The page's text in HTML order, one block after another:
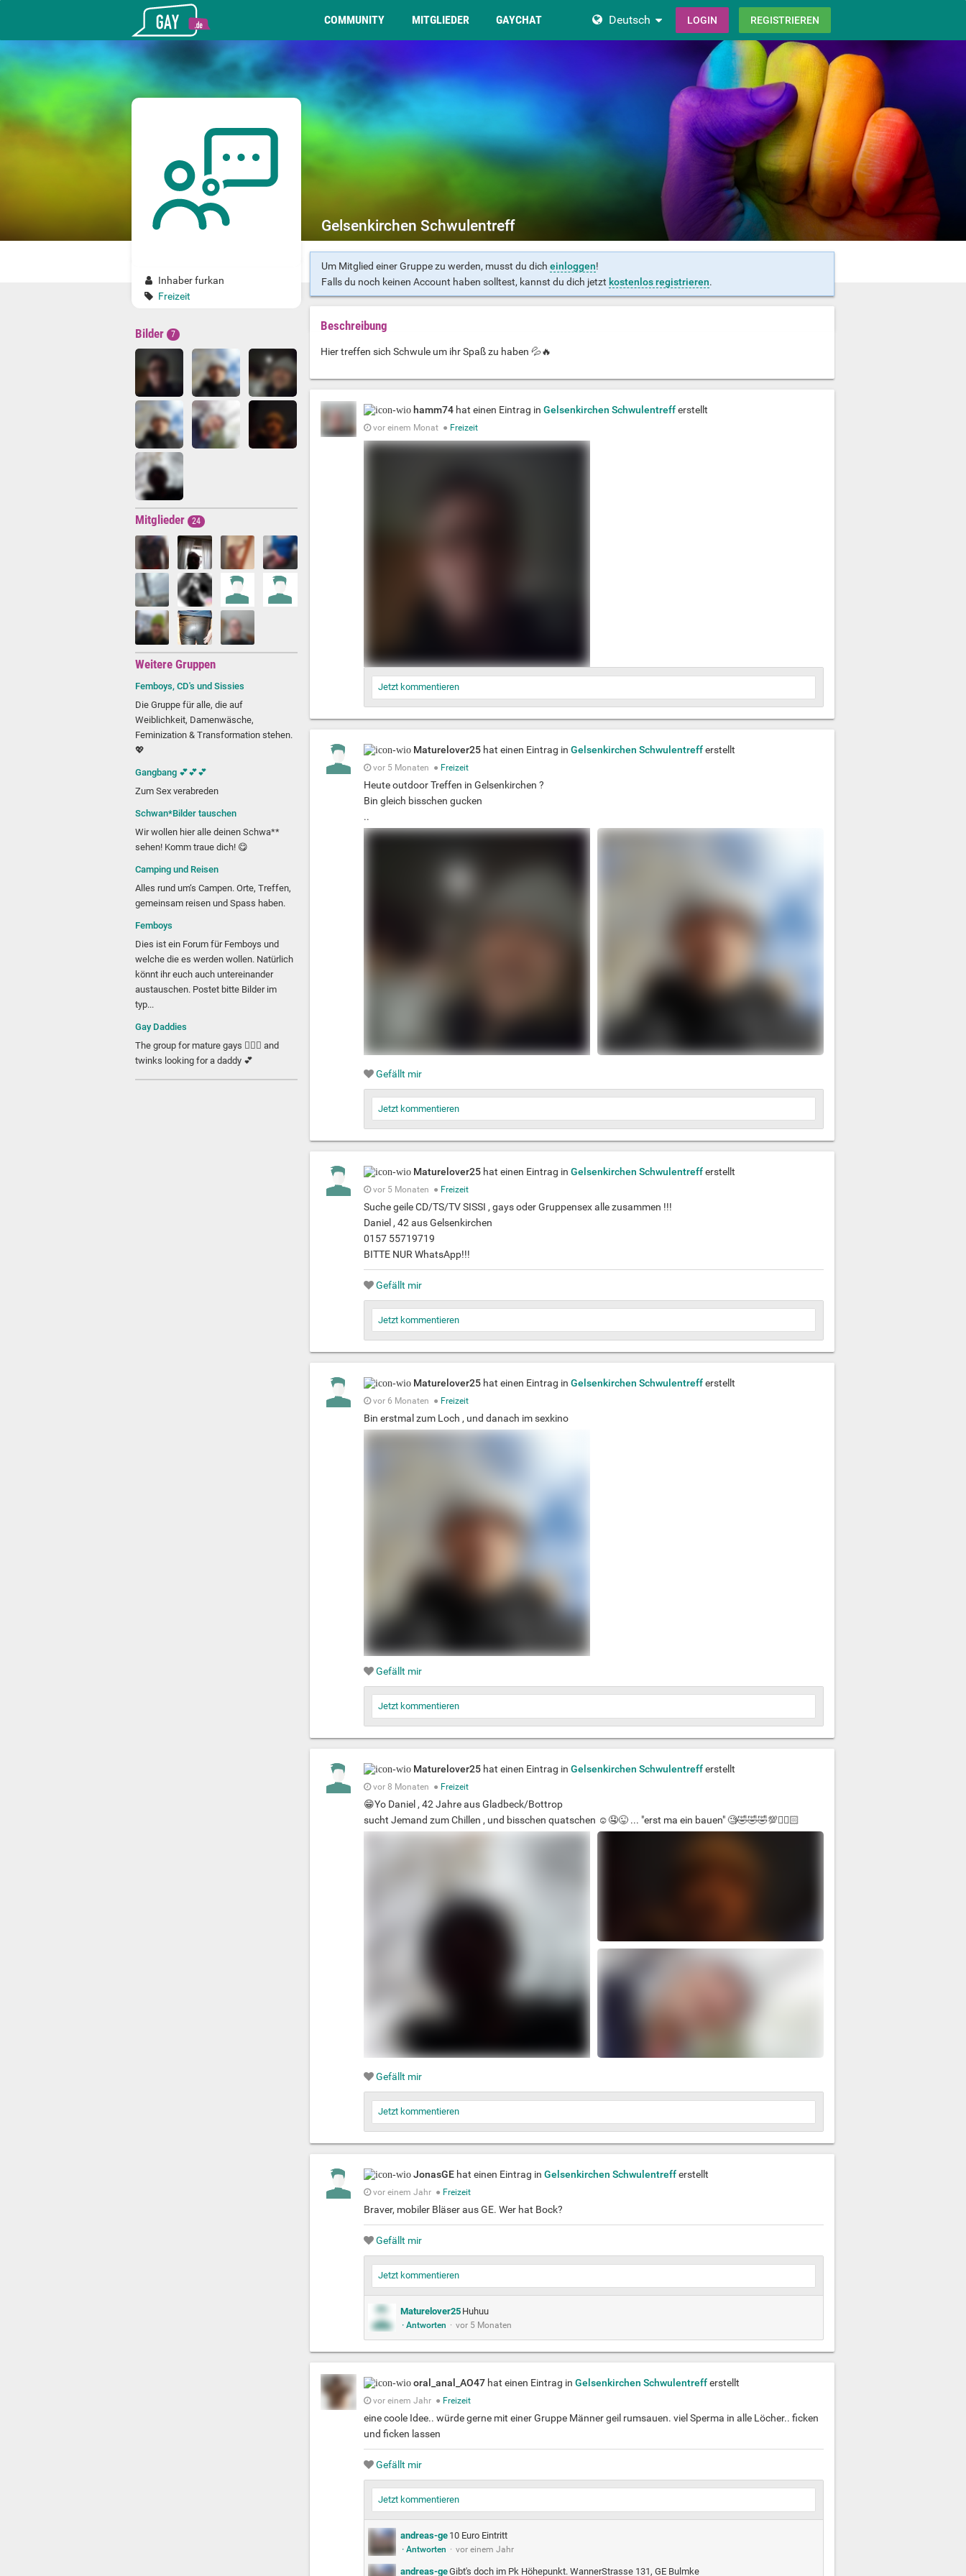
COMMUNITY MITGLIEDER GAYCHAT Deutsch LOGIN REGISTRIEREN
Gelsenkirchen Schwulentreff
Inhaber furkan
Freizeit
Bilder 7
Mitglieder 24
Weitere Gruppen
Femboys, CD's und Sissies
Die Gruppe für alle, die auf
Weiblichkeit, Damenwäsche,
Feminization & Transformation stehen.
💖
Gangbang 💕💕💕
Zum Sex verabreden
Schwan*Bilder tauschen
Wir wollen hier alle deinen Schwa**
sehen! Komm traue dich! 😋
Camping und Reisen
Alles rund um‘s Campen. Orte, Treffen,
gemeinsam reisen und Spass haben.
Femboys
Dies ist ein Forum für Femboys und
welche die es werden wollen. Natürlich
könnt ihr euch auch untereinander
austauschen. Postet bitte Bilder im
typ...
Gay Daddies
The group for mature gays 🧔🏽‍♂️ and
twinks looking for a daddy 💕
Um Mitglied einer Gruppe zu werden, musst du dich einloggen!
Falls du noch keinen Account haben solltest, kannst du dich jetzt kostenlos registrieren.
Beschreibung
Hier treffen sich Schwule um ihr Spaß zu haben 💦🔥
hamm74hat einen Eintrag in Gelsenkirchen Schwulentrefferstellt
vor einem Monat ● Freizeit
Jetzt kommentieren
Maturelover25hat einen Eintrag in Gelsenkirchen Schwulentrefferstellt
vor 5 Monaten ● Freizeit
Heute outdoor Treffen in Gelsenkirchen ?
Bin gleich bisschen gucken
..
Gefällt mir
Jetzt kommentieren
Maturelover25hat einen Eintrag in Gelsenkirchen Schwulentrefferstellt
vor 5 Monaten ● Freizeit
Suche geile CD/TS/TV SISSI , gays oder Gruppensex alle zusammen !!!
Daniel , 42 aus Gelsenkirchen
0157 55719719
BITTE NUR WhatsApp!!!
Gefällt mir
Jetzt kommentieren
Maturelover25hat einen Eintrag in Gelsenkirchen Schwulentrefferstellt
vor 6 Monaten ● Freizeit
Bin erstmal zum Loch , und danach im sexkino
Gefällt mir
Jetzt kommentieren
Maturelover25hat einen Eintrag in Gelsenkirchen Schwulentrefferstellt
vor 8 Monaten ● Freizeit
😁Yo Daniel , 42 Jahre aus Gladbeck/Bottrop
sucht Jemand zum Chillen , und bisschen quatschen ☺️🤤😜 ... "erst ma ein bauen" 🧐🤣🤣🤣💯️✌🏻🏻
Gefällt mir
Jetzt kommentieren
JonasGEhat einen Eintrag in Gelsenkirchen Schwulentrefferstellt
vor einem Jahr ● Freizeit
Braver, mobiler Bläser aus GE. Wer hat Bock?
Gefällt mir
Jetzt kommentieren
Maturelover25 Huhuu
· Antworten · vor 5 Monaten
oral_anal_AO47hat einen Eintrag in Gelsenkirchen Schwulentrefferstellt
vor einem Jahr ● Freizeit
eine coole Idee.. würde gerne mit einer Gruppe Männer geil rumsauen. viel Sperma in alle Löcher.. ficken
und ficken lassen
Gefällt mir
Jetzt kommentieren
andreas-ge 10 Euro Eintritt
· Antworten · vor einem Jahr
andreas-geGibt's doch im Pk Höhepunkt. WannerStrasse 131, GE Bulmke